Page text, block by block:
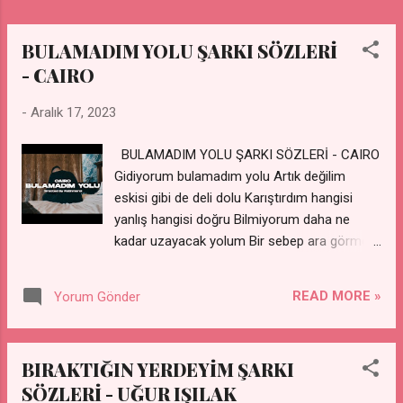
olacaktık sonunda Bir temmuz akşamında
Neden beni bırakıp gittin
BULAMADIM YOLU ŞARKI SÖZLERİ
- CAIRO
- Aralık 17, 2023
BULAMADIM YOLU ŞARKI SÖZLERİ - CAIRO
Gidiyorum bulamadım yolu Artık değilim
eskisi gibi de deli dolu Karıştırdım hangisi
yanlış hangisi doğru Bilmiyorum daha ne
kadar uzayacak yolum Bir sebep ara görmek
yine çalış çalış ve yorul Bırak şu dandikliği
kaliteli olur Sarıldığım kişinin şu haline bi bakın
gülemedim aynalara bakıp O anıları yakıp,
üstünlük kurdu akıl Ve mantığın olmadığı
Yorum Gönder READ MORE »
BIRAKTIĞIN YERDEYİM ŞARKI
SÖZLERİ - UĞUR IŞILAK